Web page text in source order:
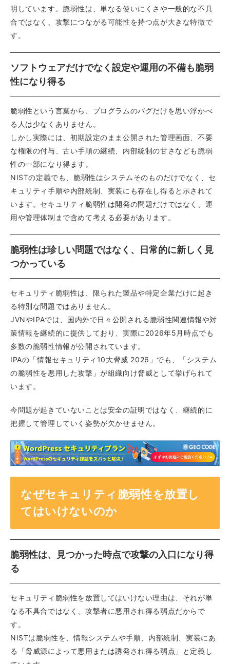
明しています。脆弱性は、単なる使いにくさや一般的な不具
合ではなく、攻撃につながる可能性を持つ点が大きな特徴で
す。
ソフトウェアだけでなく設定や運用の不備も脆弱
性になり得る
脆弱性という言葉から、プログラムのバグだけを思い浮かべ
る人は少なくありません。
しかし実際には、初期設定のまま公開された管理画面、不要
な権限の付与、古い手順の継続、内部統制の甘さなども脆弱
性の一部になり得ます。
NISTの定義でも、脆弱性はシステムそのものだけでなく、セ
キュリティ手順や内部統制、実装にも存在し得ると示されて
います。セキュリティ脆弱性は開発の問題だけではなく、運
用や管理体制まで含めて考える必要があります。
脆弱性は珍しい問題ではなく、日常的に新しく見
つかっている
セキュリティ脆弱性は、限られた製品や特定企業だけに起き
る特別な問題ではありません。
JVNやIPAでは、国内外で日々公開される脆弱性関連情報や対
策情報を継続的に提供しており、実際に2026年5月時点でも
多数の脆弱性情報が公開されています。
IPAの「情報セキュリティ10大脅威 2026」でも、「システム
の脆弱性を悪用した攻撃」が組織向け脅威として挙げられて
います。
今問題が起きていないことは安全の証明ではなく、継続的に
把握して管理していく姿勢が欠かせません。
なぜセキュリティ脆弱性を放置し
てはいけないのか
脆弱性は、見つかった時点で攻撃の入口になり得
る
セキュリティ脆弱性を放置してはいけない理由は、それが単
なる不具合ではなく、攻撃者に悪用され得る弱点だからで
す。
NISTは脆弱性を、情報システムや手順、内部統制、実装にあ
る「脅威源によって悪用または誘発され得る弱点」と定義し